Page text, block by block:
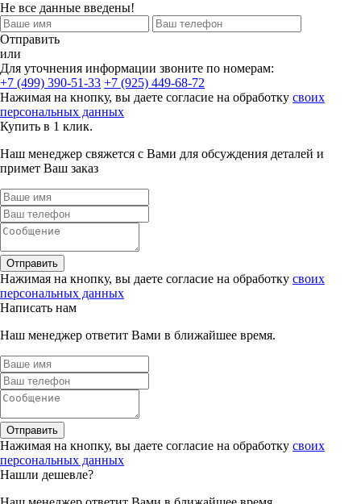
Не все данные введены!
Отправить
или
Для уточнения информации звоните по номерам:
+7 (499) 390-51-33 +7 (925) 449-68-72
Нажимая на кнопку, вы даете согласие на обработку своих
персональных данных
Купить в 1 клик.
Наш менеджер свяжется с Вами для обсуждения деталей и
примет Ваш заказ
Отправить
Нажимая на кнопку, вы даете согласие на обработку своих
персональных данных
Написать нам
Наш менеджер ответит Вами в ближайшее время.
Отправить
Нажимая на кнопку, вы даете согласие на обработку своих
персональных данных
Нашли дешевле?